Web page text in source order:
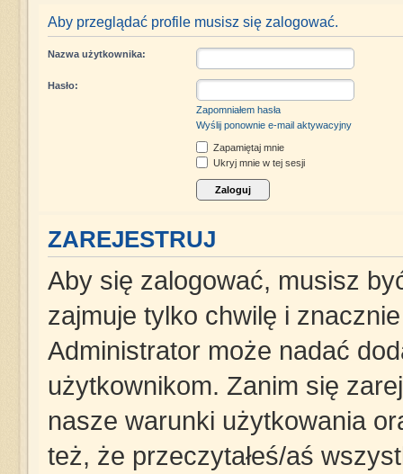
Aby przeglądać profile musisz się zalogować.
Nazwa użytkownika:
Hasło:
Zapomniałem hasła
Wyślij ponownie e-mail aktywacyjny
Zapamiętaj mnie
Ukryj mnie w tej sesji
ZAREJESTRUJ
Aby się zalogować, musisz
zajmuje tylko chwilę i
Administrator może nadać
użytkownikom. Zanim się
nasze warunki użytkowania
też, że przeczytałeś/aś